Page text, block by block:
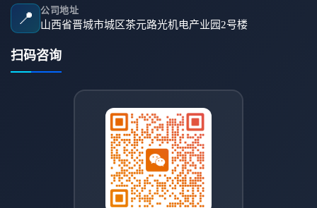
📍 公司地址
山西省晋城市城区茶元路光机电产业园2号楼
扫码咨询